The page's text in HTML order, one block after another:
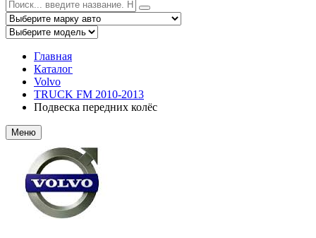
Главная
Каталог
Volvo
TRUCK FM 2010-2013
Подвеска передних колёс
Меню